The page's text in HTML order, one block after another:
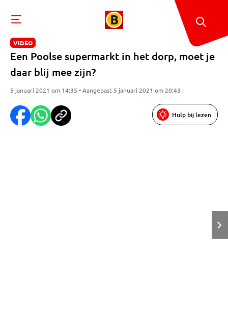
VIDEO
Een Poolse supermarkt in het dorp, moet je
daar blij mee zijn?
5 januari 2021 om 14:35 • Aangepast 5 januari 2021 om 20:43
Hulp bij lezen